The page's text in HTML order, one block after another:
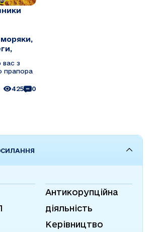
вас з
прапора
28
і
425 0
Антикорупційна
діяльність
Керівництво